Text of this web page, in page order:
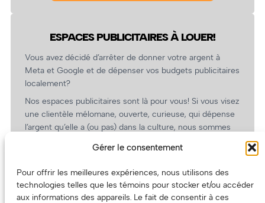
Gérer le consentement
Pour offrir les meilleures expériences, nous utilisons des
technologies telles que les témoins pour stocker et/ou accéder
aux informations des appareils. Le fait de consentir à ces
ESPACES PUBLICITAIRES À LOUER!
Vous avez décidé d’arrêter de donner votre argent à
Meta et Google et de dépenser vos budgets publicitaires
localement?
Nos espaces publicitaires sont là pour vous! Si vous visez
une clientèle mélomane, ouverte, curieuse, qui dépense
l’argent qu’elle a (ou pas) dans la culture, nous sommes
revient.
(Oui, on va avoir des tarifs spéciaux pour vous, les